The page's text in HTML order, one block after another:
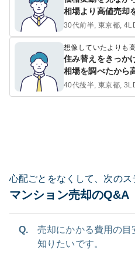
相場より高値売却
30代前半, 東京都,
想像していたよりも
住み替えをきっか
相場を調べたから
40代後半, 東京都,
心配ごとをなくして、次のス
マンション売却のQ&A
Q.
売却にかかる費用の目
知りたいです。